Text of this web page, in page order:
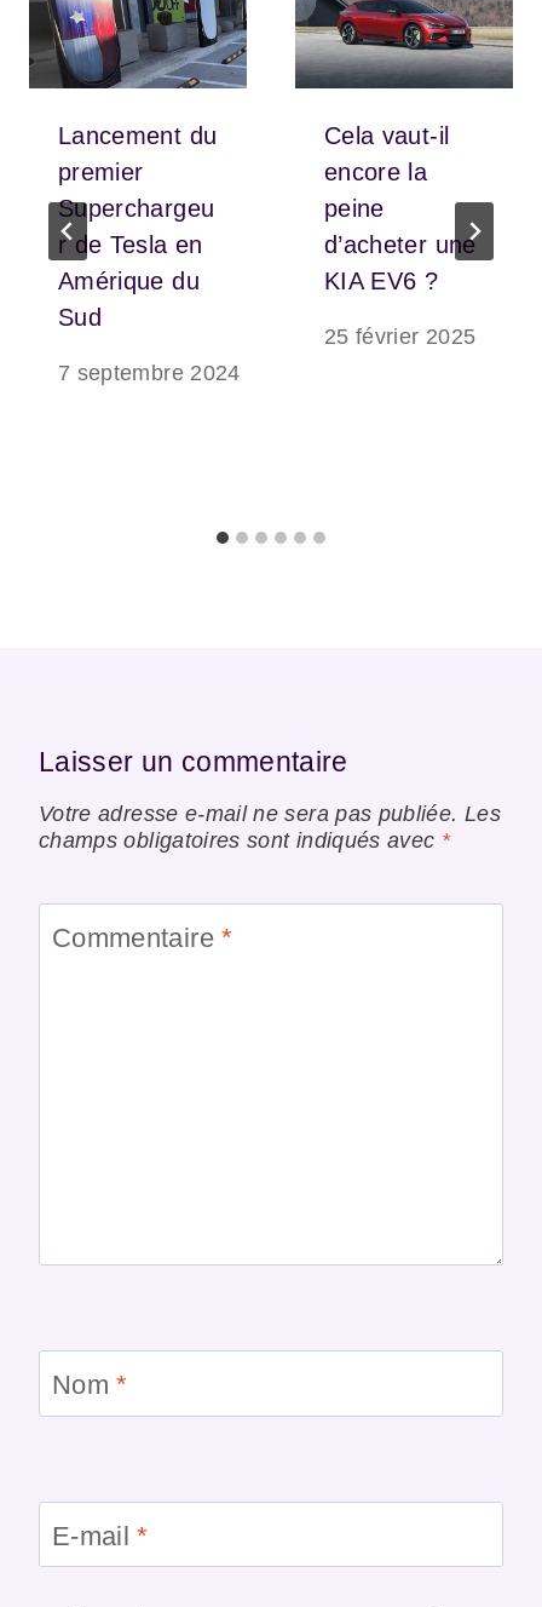
Lancement du
premier
Superchargeu
r de Tesla en
Amérique du
Sud
7 septembre 2024
Cela vaut-il
encore la
peine
d’acheter une
KIA EV6 ?
25 février 2025
Laisser un commentaire
Votre adresse e-mail ne sera pas publiée. Les
champs obligatoires sont indiqués avec *
Commentaire*
Nom*
E-mail*